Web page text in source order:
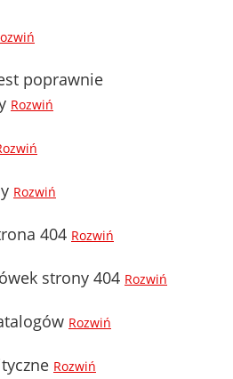
poprawnie
Rozwiń
Rozwiń
404 Rozwiń
strony 404 Rozwiń
Rozwiń
Rozwiń